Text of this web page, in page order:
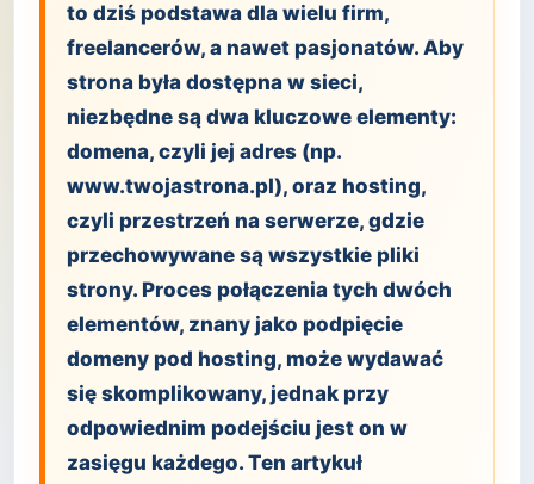
to dziś podstawa dla wielu firm,
freelancerów, a nawet pasjonatów. Aby
strona była dostępna w sieci,
niezbędne są dwa kluczowe elementy:
domena, czyli jej adres (np.
www.twojastrona.pl), oraz hosting,
czyli przestrzeń na serwerze, gdzie
przechowywane są wszystkie pliki
strony. Proces połączenia tych dwóch
elementów, znany jako podpięcie
domeny pod hosting, może wydawać
się skomplikowany, jednak przy
odpowiednim podejściu jest on w
zasięgu każdego. Ten artykuł